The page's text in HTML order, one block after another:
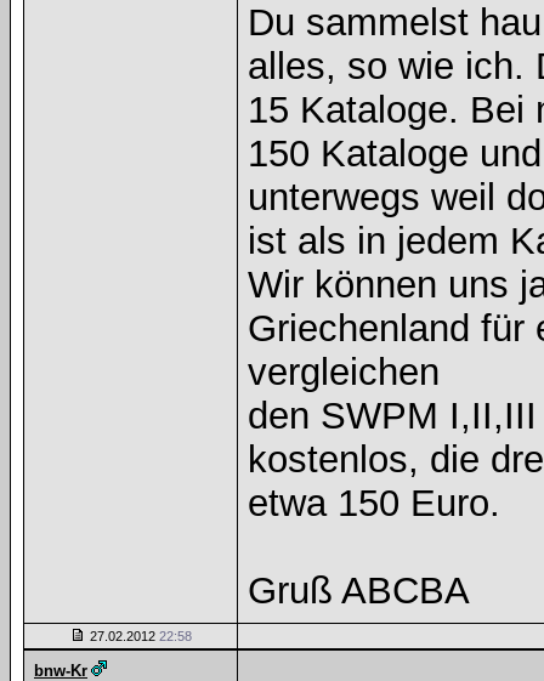
Du sammelst
alles, so wie ich.
15 Kataloge. Bei
150 Kataloge
unterwegs weil
ist als in jedem
Wir können uns
Griechenland für
vergleichen
den SWPM
kostenlos, die
etwa 150 Euro.
Gruß ABCBA
27.02.2012 22:58
bnw-Kr